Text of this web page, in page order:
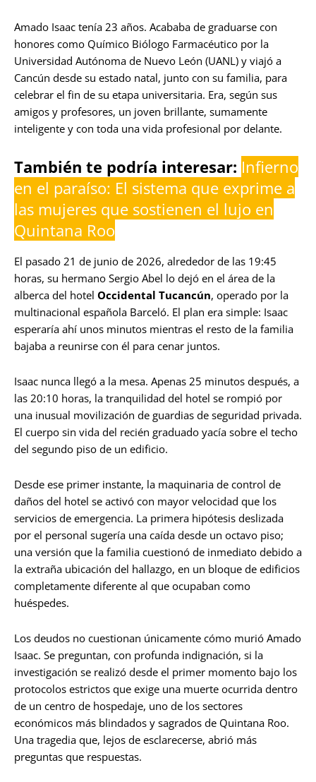
Amado Isaac tenía 23 años. Acababa de graduarse con
honores como Químico Biólogo Farmacéutico por la
Universidad Autónoma de Nuevo León (UANL) y viajó a
Cancún desde su estado natal, junto con su familia, para
celebrar el fin de su etapa universitaria. Era, según sus
amigos y profesores, un joven brillante, sumamente
inteligente y con toda una vida profesional por delante.
También te podría interesar: Infierno
en el paraíso: El sistema que exprime a
las mujeres que sostienen el lujo en
Quintana Roo
El pasado 21 de junio de 2026, alrededor de las 19:45
horas, su hermano Sergio Abel lo dejó en el área de la
alberca del hotel Occidental Tucancún, operado por la
multinacional española Barceló. El plan era simple: Isaac
esperaría ahí unos minutos mientras el resto de la familia
bajaba a reunirse con él para cenar juntos.
Isaac nunca llegó a la mesa. Apenas 25 minutos después, a
las 20:10 horas, la tranquilidad del hotel se rompió por
una inusual movilización de guardias de seguridad privada.
El cuerpo sin vida del recién graduado yacía sobre el techo
del segundo piso de un edificio.
Desde ese primer instante, la maquinaria de control de
daños del hotel se activó con mayor velocidad que los
servicios de emergencia. La primera hipótesis deslizada
por el personal sugería una caída desde un octavo piso;
una versión que la familia cuestionó de inmediato debido a
la extraña ubicación del hallazgo, en un bloque de edificios
completamente diferente al que ocupaban como
huéspedes.
Los deudos no cuestionan únicamente cómo murió Amado
Isaac. Se preguntan, con profunda indignación, si la
investigación se realizó desde el primer momento bajo los
protocolos estrictos que exige una muerte ocurrida dentro
de un centro de hospedaje, uno de los sectores
económicos más blindados y sagrados de Quintana Roo.
Una tragedia que, lejos de esclarecerse, abrió más
preguntas que respuestas.